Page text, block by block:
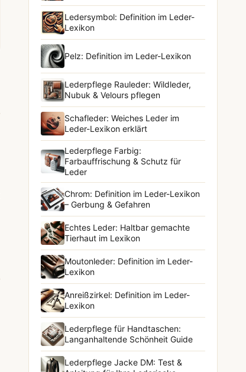
Ledersymbol: Definition im Leder-
Lexikon
Pelz: Definition im Leder-Lexikon
Lederpflege Rauleder: Wildleder,
Nubuk & Velours pflegen
Schafleder: Weiches Leder im
Leder-Lexikon erklärt
Lederpflege Farbig:
Farbauffrischung & Schutz für
Leder
Chrom: Definition im Leder-Lexikon
– Gerbung & Gefahren
Echtes Leder: Haltbar gemachte
Tierhaut im Lexikon
Moutonleder: Definition im Leder-
Lexikon
Anreißzirkel: Definition im Leder-
Lexikon
Lederpflege für Handtaschen:
Langanhaltende Schönheit Guide
Lederpflege Jacke DM: Test &